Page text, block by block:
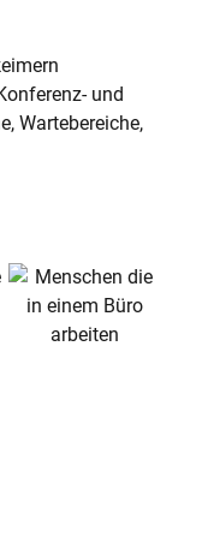
und
Wartebereiche,